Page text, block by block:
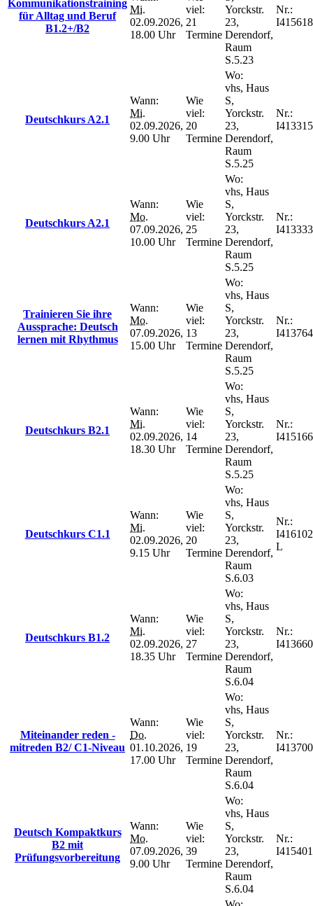
Kommunikationstraining
für Alltag und Beruf
B1.2+/B2
Mi.
02.09.2026,
18.00 Uhr
viel:
21
Termine
Yorckstr.
23,
Derendorf,
Raum
S.5.23
Nr.:
I415618
Deutschkurs A2.1
Wann:
Mi.
02.09.2026,
9.00 Uhr
Wie
viel:
20
Termine
Wo:
vhs, Haus
S,
Yorckstr.
23,
Derendorf,
Raum
S.5.25
Nr.:
I413315
Deutschkurs A2.1
Wann:
Mo.
07.09.2026,
10.00 Uhr
Wie
viel:
25
Termine
Wo:
vhs, Haus
S,
Yorckstr.
23,
Derendorf,
Raum
S.5.25
Nr.:
I413333
Trainieren Sie ihre
Aussprache: Deutsch
lernen mit Rhythmus
Wann:
Mo.
07.09.2026,
15.00 Uhr
Wie
viel:
13
Termine
Wo:
vhs, Haus
S,
Yorckstr.
23,
Derendorf,
Raum
S.5.25
Nr.:
I413764
Deutschkurs B2.1
Wann:
Mi.
02.09.2026,
18.30 Uhr
Wie
viel:
14
Termine
Wo:
vhs, Haus
S,
Yorckstr.
23,
Derendorf,
Raum
S.5.25
Nr.:
I415166
Deutschkurs C1.1
Wann:
Mi.
02.09.2026,
9.15 Uhr
Wie
viel:
20
Termine
Wo:
vhs, Haus
S,
Yorckstr.
23,
Derendorf,
Raum
S.6.03
Nr.:
L
Deutschkurs B1.2
Wann:
Mi.
02.09.2026,
18.35 Uhr
Wie
viel:
27
Termine
Wo:
vhs, Haus
S,
Yorckstr.
23,
Derendorf,
Raum
S.6.04
Nr.:
I413660
Miteinander reden -
mitreden B2/ C1-Niveau
Wann:
Do.
01.10.2026,
17.00 Uhr
Wie
viel:
19
Termine
Wo:
vhs, Haus
S,
Yorckstr.
23,
Derendorf,
Raum
S.6.04
Nr.:
I413700
Deutsch Kompaktkurs
B2 mit
Prüfungsvorbereitung
Wann:
Mo.
07.09.2026,
9.00 Uhr
Wie
viel:
39
Termine
Wo:
vhs, Haus
S,
Yorckstr.
23,
Derendorf,
Raum
S.6.04
Nr.:
I415401